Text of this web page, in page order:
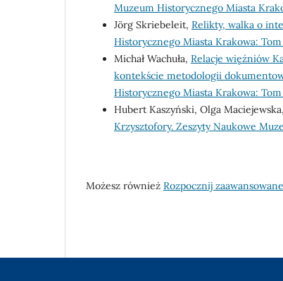
Muzeum Historycznego Miasta
Jörg Skriebeleit, Relikty, walka o
Historycznego Miasta Krakowa:
Michał Wachuła, Relacje więźniów
kontekście metodologii
Historycznego Miasta Krakowa:
Hubert Kaszyński, Olga
Krzysztofory. Zeszyty Naukowe
Możesz również Rozpocznij